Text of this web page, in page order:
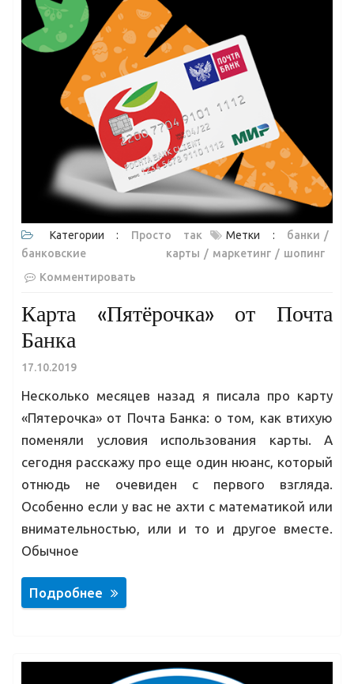
Категории : Просто так Метки : банки
банковские карты
маркетинг
шопинг
Комментировать
Карта «Пятёрочка» от Почта
Банка
17.10.2019
Несколько месяцев назад я писала про карту
«Пятерочка» от Почта Банка: о том, как втихую
поменяли условия использования карты. А
сегодня расскажу про еще один нюанс, который
отнюдь не очевиден с первого взгляда.
Особенно если у вас не ахти с математикой или
внимательностью, или и то и другое вместе.
Обычное
Подробнее